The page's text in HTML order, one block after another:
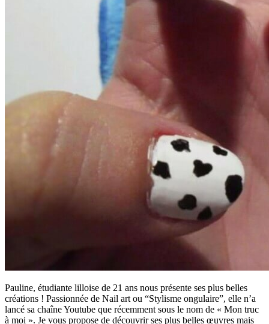
Pauline, étudiante lilloise de 21 ans nous présente ses plus belles
créations ! Passionnée de Nail art ou “Stylisme ongulaire”, elle n’a
lancé sa chaîne Youtube que récemment sous le nom de « Mon truc
à moi ». Je vous propose de découvrir ses plus belles œuvres mais